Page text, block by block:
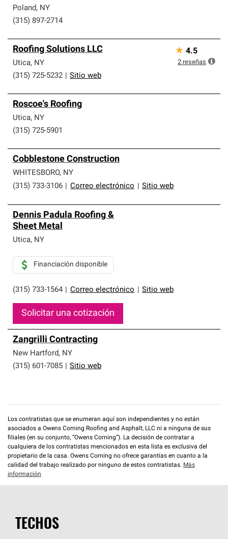
Poland, NY
(315) 897-2714
Roofing Solutions LLC
Utica, NY
(315) 725-5232
Sitio web
★ 4.5
2 reseñas
Roscoe's Roofing
Utica, NY
(315) 725-5901
Cobblestone Construction
WHITESBORO, NY
(315) 733-3106
Correo electrónico Sitio web
Dennis Padula Roofing &
Sheet Metal
Utica, NY
(315) 733-1564 Correo electrónico Sitio web
Financiación disponible
Solicitar una cotización
Zangrilli Contracting
New Hartford, NY
(315) 601-7085
Sitio web
Los contratistas que se enumeran aquí son independientes y no están
asociados a Owens Corning Roofing and Asphalt, LLC ni a ninguna de sus
filiales (en su conjunto, “Owens Corning”). La decisión de contratar a
cualquiera de los contratistas mencionados en esta lista es exclusiva del
propietario de la casa. Owens Corning no ofrece garantías en cuanto a la
calidad del trabajo realizado por ninguno de estos contratistas. Más
información
TECHOS